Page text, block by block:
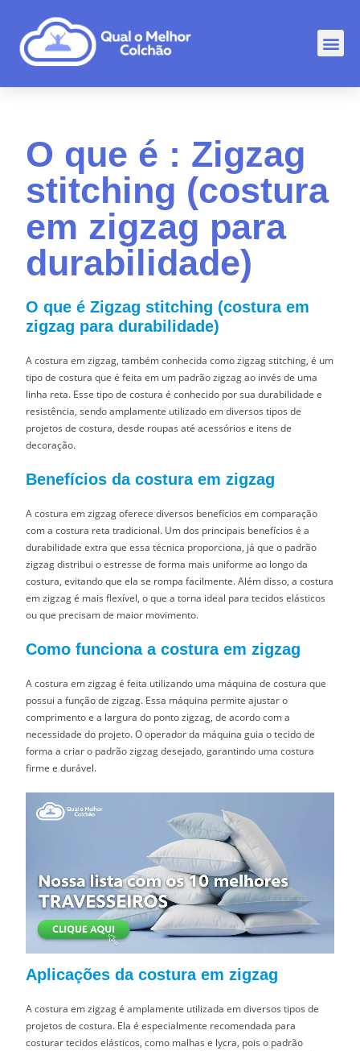
O que é : Zigzag
stitching (costura
em zigzag para
durabilidade)
O que é Zigzag stitching (costura em
zigzag para durabilidade)
A costura em zigzag, também conhecida como zigzag stitching, é um
tipo de costura que é feita em um padrão zigzag ao invés de uma
linha reta. Esse tipo de costura é conhecido por sua durabilidade e
resistência, sendo amplamente utilizado em diversos tipos de
projetos de costura, desde roupas até acessórios e itens de
decoração.
Benefícios da costura em zigzag
A costura em zigzag oferece diversos benefícios em comparação
com a costura reta tradicional. Um dos principais benefícios é a
durabilidade extra que essa técnica proporciona, já que o padrão
zigzag distribui o estresse de forma mais uniforme ao longo da
costura, evitando que ela se rompa facilmente. Além disso, a costura
em zigzag é mais flexível, o que a torna ideal para tecidos elásticos
ou que precisam de maior movimento.
Como funciona a costura em zigzag
A costura em zigzag é feita utilizando uma máquina de costura que
possui a função de zigzag. Essa máquina permite ajustar o
comprimento e a largura do ponto zigzag, de acordo com a
necessidade do projeto. O operador da máquina guia o tecido de
forma a criar o padrão zigzag desejado, garantindo uma costura
firme e durável.
Aplicações da costura em zigzag
A costura em zigzag é amplamente utilizada em diversos tipos de
projetos de costura. Ela é especialmente recomendada para
costurar tecidos elásticos, como malhas e lycra, pois o padrão